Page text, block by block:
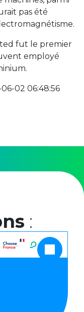
pas été
fut le premier
employé
02 06:48:56
: